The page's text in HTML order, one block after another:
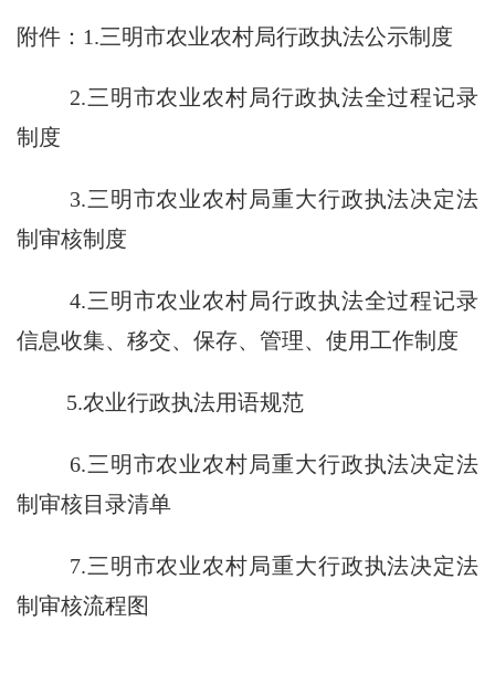
附件： 1.三明市农业农村局行政执法公示制度
2.三明市农业农村局行政执法全过程记录
制度
3.三明市农业农村局重大行政执法决定法
制审核制度
4.三明市农业农村局行政执法全过程记录
信息收集、移交、保存、管理、使用工作制度
5.农业行政执法用语规范
6.三明市农业农村局重大行政执法决定法
制审核目录清单
7.三明市农业农村局重大行政执法决定法
制审核流程图